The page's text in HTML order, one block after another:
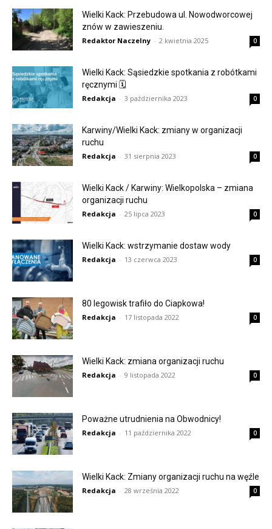
Wielki Kack: Przebudowa ul. Nowodworcowej
znów w zawieszeniu.
Redaktor Naczelny - 2 kwietnia 2025 0
Wielki Kack: Sąsiedzkie spotkania z robótkami
ręcznymi 🗓
Redakcja - 3 października 2023 0
Karwiny/Wielki Kack: zmiany w organizacji
ruchu
Redakcja - 31 sierpnia 2023 0
Wielki Kack / Karwiny: Wielkopolska – zmiana
organizacji ruchu
Redakcja - 25 lipca 2023 0
Wielki Kack: wstrzymanie dostaw wody
Redakcja - 13 czerwca 2023 0
80 legowisk trafiło do Ciapkowa!
Redakcja - 17 listopada 2022 0
Wielki Kack: zmiana organizacji ruchu
Redakcja - 9 listopada 2022 0
Poważne utrudnienia na Obwodnicy!
Redakcja - 11 października 2022 0
Wielki Kack: Zmiany organizacji ruchu na węźle
Redakcja - 28 września 2022 0